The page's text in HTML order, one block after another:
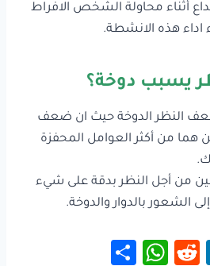
أثناء محاولة الشخص الافراط
اداء هذه الانشطة.
يسبب دوخة؟
النظر الدوخة حيث ان ضعف
هما من أكثر العوامل المحفزة
من أجل النظر بدقة على شيء
الشعور بالدوار والدوخة.
Li
R
W